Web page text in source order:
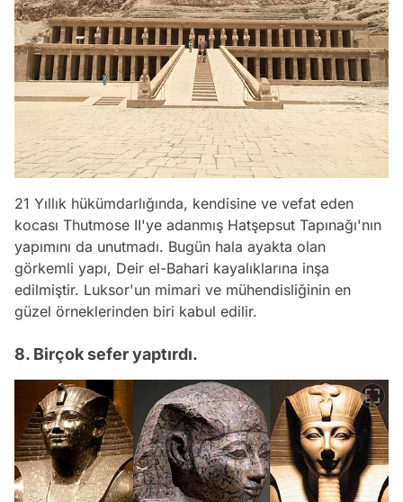
21 Yıllık hükümdarlığında, kendisine ve vefat eden
kocası Thutmose II'ye adanmış Hatşepsut Tapınağı'nın
yapımını da unutmadı. Bugün hala ayakta olan
görkemli yapı, Deir el-Bahari kayalıklarına inşa
edilmiştir. Luksor'un mimari ve mühendisliğinin en
güzel örneklerinden biri kabul edilir.
8. Birçok sefer yaptırdı.